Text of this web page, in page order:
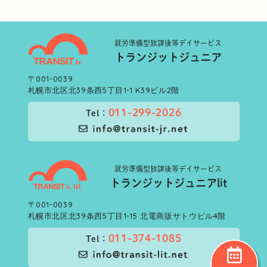
就労準備型放課後等デイサービス
トランジットジュニア
〒001-0039
札幌市北区北39条西5丁目1-1 K39ビル2階
Tel： 011-299-2026
就労準備型放課後等デイサービス
トランジットジュニアlit
〒001-0039
札幌市北区北39条西5丁目1-15 北電商販サトウビル4階
Tel： 011-374-1085